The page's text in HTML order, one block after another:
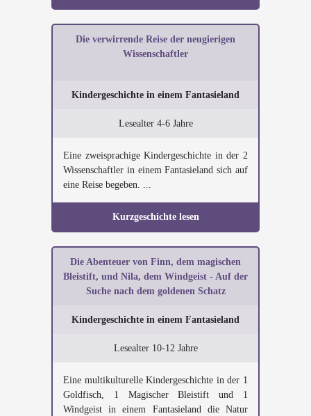
Die verwirrende Reise der neugierigen
Wissenschaftler
Kindergeschichte in einem Fantasieland
Lesealter 4-6 Jahre
Eine zweisprachige Kindergeschichte in der 2
Wissenschaftler in einem Fantasieland sich auf
eine Reise begeben. ...
Kurzgeschichte lesen
Die Abenteuer von Finn, dem magischen
Bleistift, und Nila, dem Windgeist - Auf der
Suche nach dem goldenen Schatz
Kindergeschichte in einem Fantasieland
Lesealter 10-12 Jahre
Eine multikulturelle Kindergeschichte in der 1
Goldfisch, 1 Magischer Bleistift und 1
Windgeist in einem Fantasieland die Natur